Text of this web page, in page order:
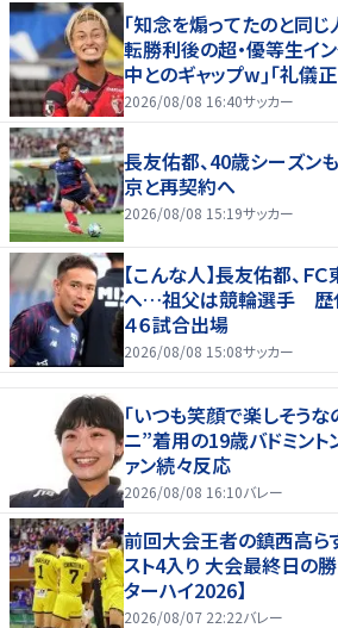
｢知念を煽ってたのと同じ
転勝利後の超・優等生イ
中とのギャップw｣｢礼儀正
2026/08/08 16:40サッカー
長友佑都、40歳シーズ
京と再契約へ
2026/08/08 15:19サッカー
【こんな人】長友佑都、Ｆ
へ…祖父は競輪選手 歴
４６試合出場
2026/08/08 15:08サッカー
「いつも笑顔で楽しそう
ニ”着用の19歳バドミント
ァン続々反応
2026/08/08 16:10バレー
前回大会王者の鎮西高ら
スト4入り 大会最終日の
ターハイ2026】
2026/08/07 22:22バレー